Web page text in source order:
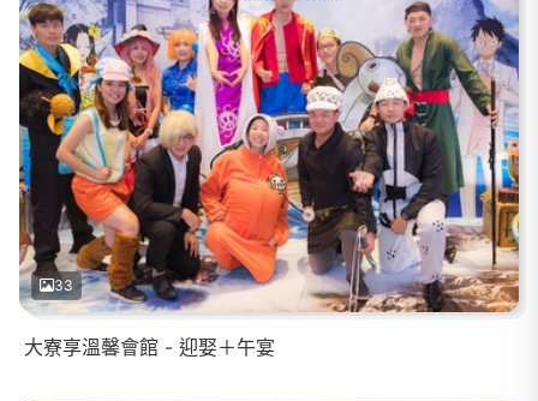
33
大寮享溫馨會館 - 迎娶＋午宴